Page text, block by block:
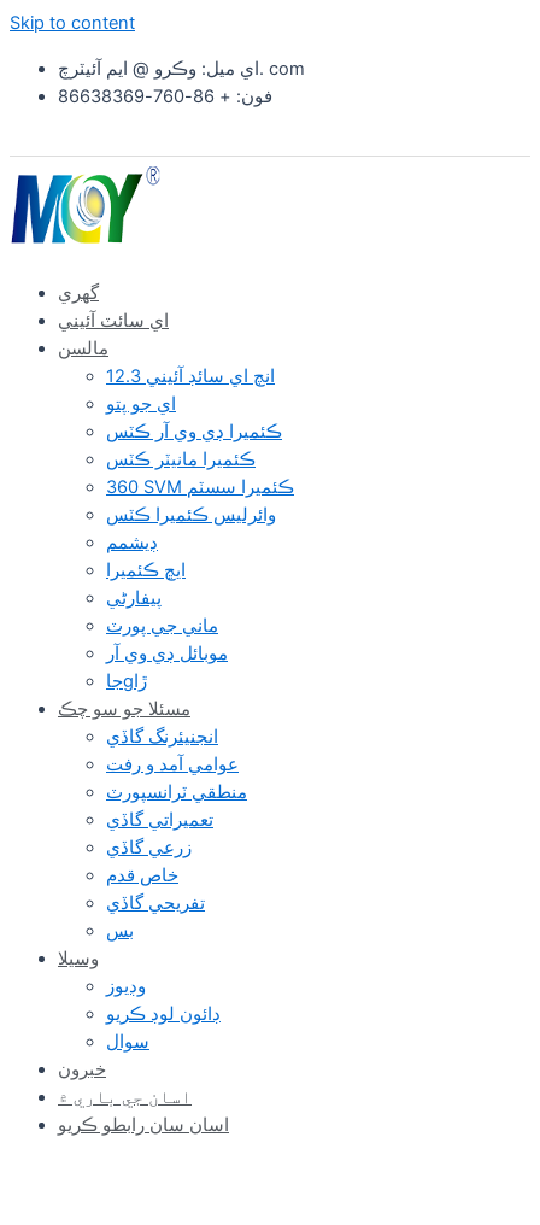
Skip to content
اي ميل: وڪرو @ ايم آئيٽرچ. com
فون: + 86-760-86638369
گهري
اي سائٽ آئيني
مالسن
12.3 انچ اي سائڊ آئيني
اي جو پتو
ڪئميرا ڊي وي آر ڪٽس
ڪئميرا مانيٽر ڪٽس
360 SVM ڪئميرا سسٽم
وائرلیس ڪئميرا ڪٽس
ڊيشمم
ايڇ ڪئميرا
پيفارڻي
ماني جي پورٽ
موبائل ڊي وي آر
جاgڙا
مسئلا جو سو چڪ
انجنيئرنگ گاڏي
عوامي آمد و رفت
منطقي ٽرانسپورٽ
تعميراتي گاڏي
زرعي گاڏي
خاص قدم
تفريحي گاڏي
بس
وسيلا
وڊيوز
ڊائون لوڊ ڪريو
سوال
خبرون
اسان جي باري ۾
اسان سان رابطو ڪريو